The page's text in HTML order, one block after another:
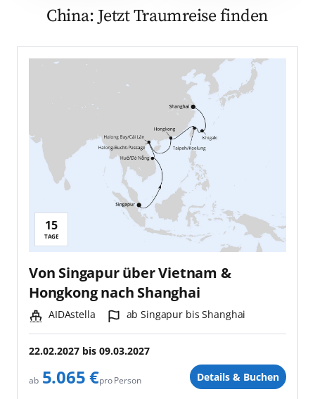
China: Jetzt Traumreise finden
Reisedauer:
15
TAGE
Von Singapur über Vietnam &
Hongkong nach Shanghai
Schiff:
AIDAstella Hafen:
ab Singapur bis Shanghai
22.02.2027 bis 09.03.2027
ab 5.065 €pro Person Details & Buchen